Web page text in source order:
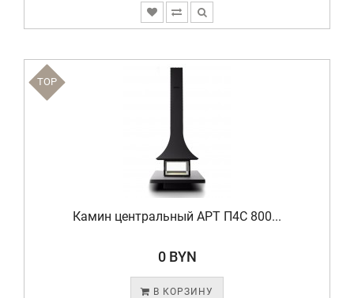
TOP
Камин центральный АРТ П4С 800...
0 BYN
В КОРЗИНУ